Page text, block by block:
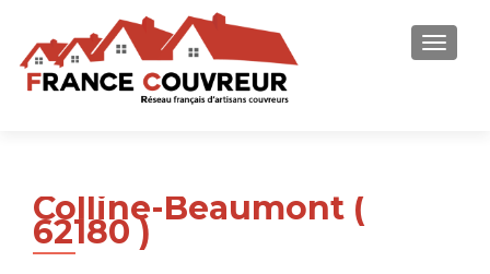
Colline-Beaumont (
62180 )